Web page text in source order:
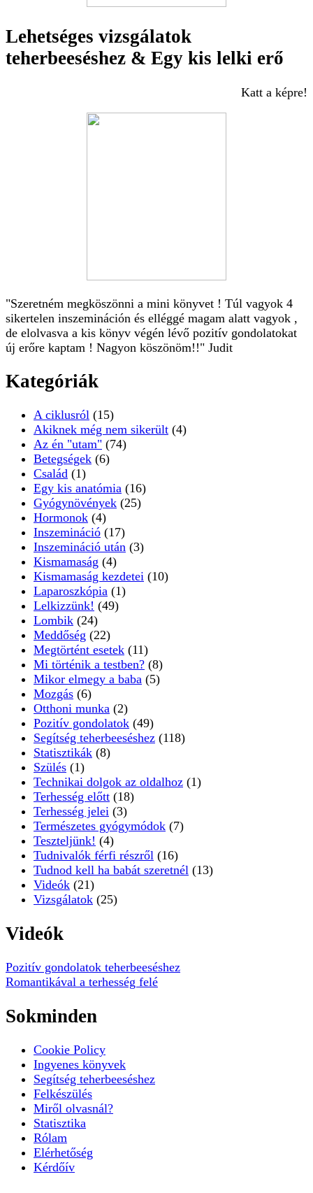
Lehetséges vizsgálatok
teherbeeséshez & Egy kis lelki erő
"Szeretném megköszönni a mini könyvet ! Túl vagyok 4
sikertelen inszemináción és elléggé magam alatt vagyok ,
de elolvasva a kis könyv végén lévő pozitív gondolatokat
Kategóriák
A ciklusról(15)
Akiknek még nem sikerült
Az én "utam"(74)
Betegségek
Család(1)
Egy kis anatómia(16)
Gyógynövények
Hormonok(4)
Inszemináció (17)
Inszemináció után
Kismamaság (4)
Kismamaság kezdetei
Laparoszkópia(1)
Lelkizzünk!(49)
Lombik(24)
Meddőség(22)
Megtörtént esetek(11)
Mi történik a testben? (8)
Mikor elmegy a baba
Mozgás (6)
Otthoni munka(2)
Pozitív gondolatok(49)
Segítség teherbeeséshez
Statisztikák
Szülés(1)
Technikai dolgok az oldalhoz
Terhesség előtt (18)
Terhesség jelei(3)
Természetes gyógymódok
Teszteljünk!(4)
Tudnivalók férfi részről(16)
Tudnod kell ha babát szeretnél
Videók(21)
Pozitív gondolatok teherbeeséshez
Cookie Policy
Ingyenes könyvek
Segítség teherbeeséshez
Felkészülés
Miről olvasnál?
Statisztika
Rólam
Elérhetőség